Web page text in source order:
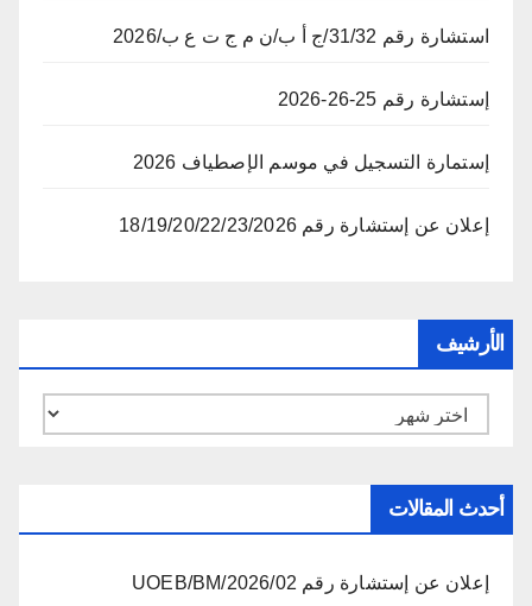
استشارة رقم 31/32/ج أ ب/ن م ج ت ع ب/2026
إستشارة رقم 25-26-2026
إستمارة التسجيل في موسم الإصطياف 2026
إعلان عن إستشارة رقم 18/19/20/22/23/2026
الأرشيف
الأرشيف
أحدث المقالات
إعلان عن إستشارة رقم 02/UOEB/BM/2026